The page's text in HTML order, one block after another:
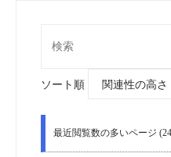
ソート順
最近閲覧数の多いページ